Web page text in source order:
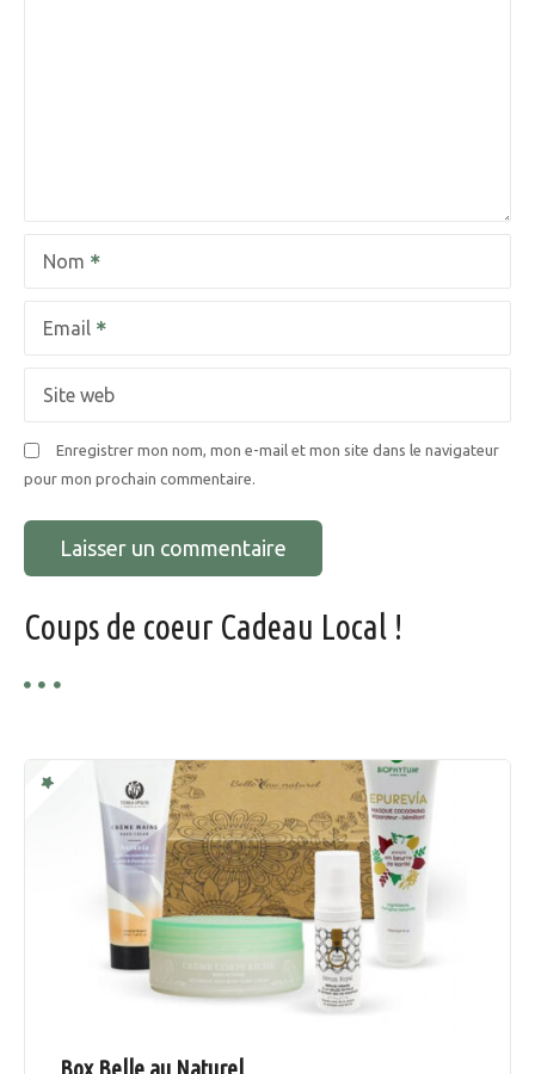
t
i
c
l
e
Nom
Email
Site web
Enregistrer mon nom, mon e-mail et mon site dans le navigateur
pour mon prochain commentaire.
Coups de coeur Cadeau Local !
Box Belle au Naturel